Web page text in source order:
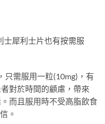
士犀利士片也有按需服
只需服用一粒(10mg)，有
對於時間的顧慮，帶來
而且服用時不受高脂飲食
。